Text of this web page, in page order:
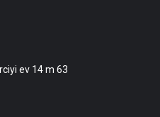
ev 14 m 63